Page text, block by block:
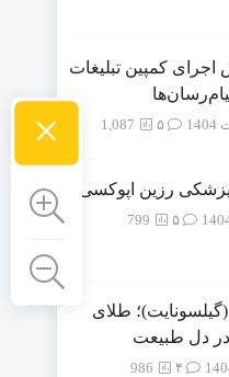
اجرای کمپین تبلیغات
1,087
رزین اپوکسی
799
طلای
در دل طبیعت
986
×